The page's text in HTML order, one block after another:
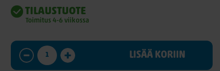
TILAUSTUOTE
Toimitus 4-6 viikossa
LISÄÄ KORIIN